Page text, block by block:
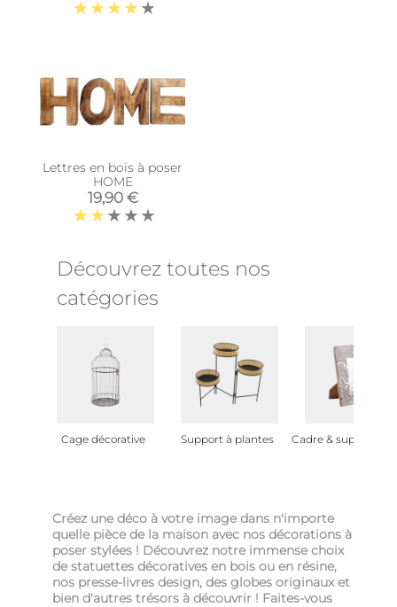
Lettres en bois à poser
HOME
19,90 €
Découvrez toutes nos
catégories
Cage décorative Support à plantes Cadre & support
Créez une déco à votre image dans n'importe
quelle pièce de la maison avec nos décorations à
poser stylées ! Découvrez notre immense choix
de statuettes décoratives en bois ou en résine,
nos presse-livres design, des globes originaux et
bien d'autres trésors à découvrir ! Faites-vous